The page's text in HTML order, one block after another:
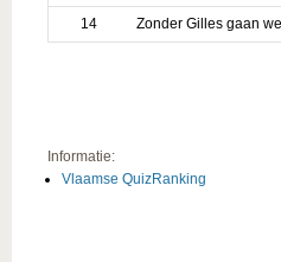
14 Zonder Gilles gaan
Informatie:
Vlaamse QuizRanking